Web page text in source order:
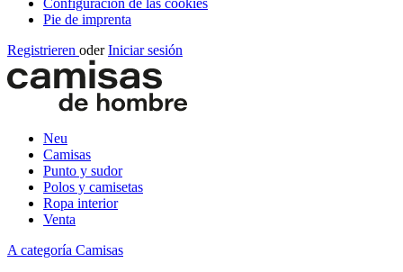
Configuración de las cookies
Pie de imprenta
Registrieren oder Iniciar sesión
Neu
Camisas
Punto y sudor
Polos y camisetas
Ropa interior
Venta
A categoría Camisas